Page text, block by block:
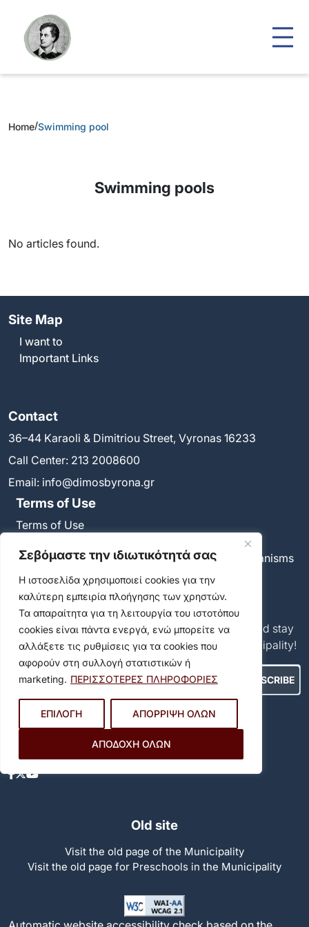
Σεβόμαστε την ιδιωτικότητά σας
Η ιστοσελίδα χρησιμοποιεί cookies για την
καλύτερη εμπειρία πλοήγησης των χρηστών.
Τα απαραίτητα για τη λειτουργία του ιστοτόπου
cookies είναι πάντα ενεργά, ενώ μπορείτε να
αλλάξετε τις ρυθμίσεις για τα cookies που
αφορούν στη συλλογή στατιστικών ή
marketing. ΠΕΡΙΣΣΟΤΕΡΕΣ ΠΛΗΡΟΦΟΡΙΕΣ
ΕΠΙΛΟΓΗ ΑΠΟΡΡΙΨΗ ΟΛΩΝ
ΑΠΟΔΟΧΗ ΟΛΩΝ
Home/Swimming pool
Swimming pools
No articles found.
Site Map
I want to
Important Links
Contact
36–44 Karaoli & Dimitriou Street, Vyronas 16233
Call Center: 213 2008600
Email: info@dimosbyrona.gr
Terms of Use
Terms of Use
Policy on the use of cookies and tracking mechanisms
Accessibility statement
Privacy Settings
Νewsletter
Subscribe for the Municipality's free newsletter and stay
up to date with everything happening in our municipality!
Αποδέχομαι τους Όρους Χρήσης.
Old site
Visit the old page of the Municipality
Visit the old page for Preschools in the Municipality